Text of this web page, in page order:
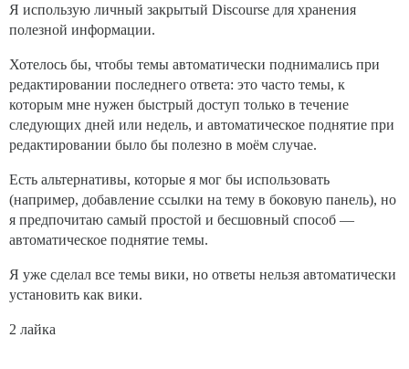
Я использую личный закрытый Discourse для хранения
полезной информации.
Хотелось бы, чтобы темы автоматически поднимались при
редактировании последнего ответа: это часто темы, к
которым мне нужен быстрый доступ только в течение
следующих дней или недель, и автоматическое поднятие при
редактировании было бы полезно в моём случае.
Есть альтернативы, которые я мог бы использовать
(например, добавление ссылки на тему в боковую панель), но
я предпочитаю самый простой и бесшовный способ —
автоматическое поднятие темы.
Я уже сделал все темы вики, но ответы нельзя автоматически
установить как вики.
2 лайка